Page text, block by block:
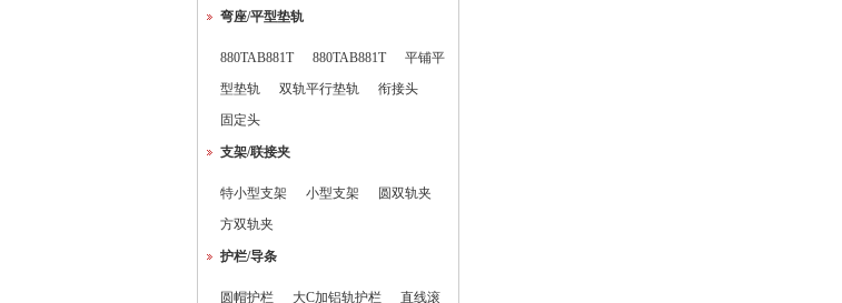
弯座/平型垫轨
880TAB881T 880TAB881T
平铺平
型垫轨
双轨平行垫轨
衔接头
固定头
支架/联接夹
特小型支架 小型支架
圆双轨夹
方双轨夹
护栏/导条
圆帽护栏 大C加铝轨护栏 直线滚